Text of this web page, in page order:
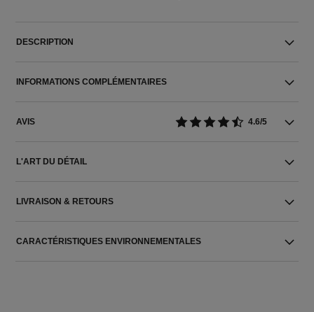
DESCRIPTION
INFORMATIONS COMPLÉMENTAIRES
AVIS 4.6/5
L'ART DU DÉTAIL
LIVRAISON & RETOURS
CARACTÉRISTIQUES ENVIRONNEMENTALES